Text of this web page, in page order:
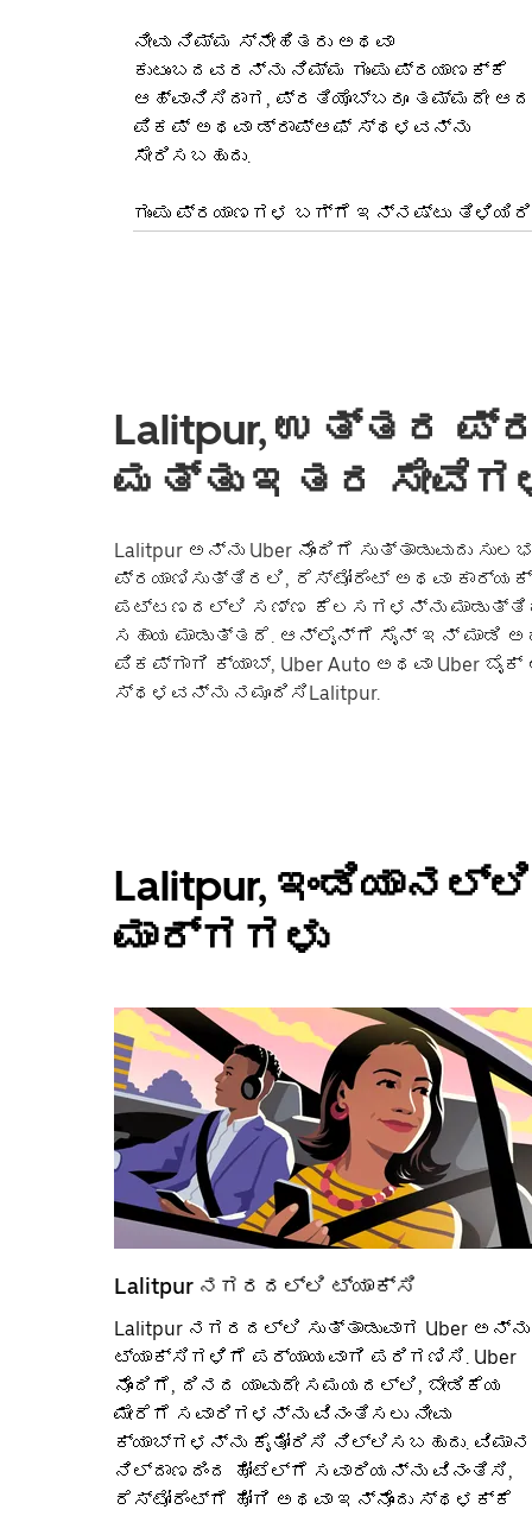
ನೀವು ನಿಮ್ಮ ಸ್ನೇಹಿತರು ಅಥವಾ
ಕುಟುಂಬದವರನ್ನು ನಿಮ್ಮ ಗುಂಪು ಪ್ರಯಾಣಕ್ಕೆ
ಆಹ್ವಾನಿಸಿದಾಗ, ಪ್ರತಿಯೊಬ್ಬರೂ ತಮ್ಮದೇ ಆದ
ಪಿಕಪ್ ಅಥವಾ ಡ್ರಾಪ್‌ಆಫ್ ಸ್ಥಳವನ್ನು
ಸೇರಿಸಬಹುದು.
ಗುಂಪು ಪ್ರಯಾಣಗಳ ಬಗ್ಗೆ ಇನ್ನಷ್ಟು ತಿಳಿಯಿರಿ
Lalitpur, ಉತ್ತರ
ಮತ್ತು ಇತರ
Lalitpur ಅನ್ನು Uber ನೊಂದಿಗೆ ಸುತ್ತಾಡುವುದು
ಪ್ರಯಾಣಿಸುತ್ತಿರಲಿ, ರೆಸ್ಟೋರೆಂಟ್ ಅಥವಾ
ಪಟ್ಟಣದಲ್ಲಿ ಸಣ್ಣ ಕೆಲಸಗಳನ್ನು
ಸಹಾಯ ಮಾಡುತ್ತದೆ. ಆನ್‌ಲೈನ್‌ಗೆ ಸೈನ್ ಇನ್
ಪಿಕಪ್‌ಗಾಗಿ ಕ್ಯಾಬ್, Uber Auto ಅಥವಾ Uber
ಸ್ಥಳವನ್ನು ನಮೂದಿಸಿLalitpur.
Lalitpur,
ಮಾರ್ಗಗಳು
Lalitpur‌ ನಗರದಲ್ಲಿ ಟ್ಯಾಕ್ಸಿ
Lalitpur ನಗರದಲ್ಲಿ ಸುತ್ತಾಡುವಾಗ Uber ಅನ್ನು
ಟ್ಯಾಕ್ಸಿಗಳಿಗೆ ಪರ್ಯಾಯವಾಗಿ ಪರಿಗಣಿಸಿ. Uber
ನೊಂದಿಗೆ, ದಿನದ ಯಾವುದೇ ಸಮಯದಲ್ಲಿ, ಬೇಡಿಕೆಯ
ಮೇರೆಗೆ ಸವಾರಿಗಳನ್ನು ವಿನಂತಿಸಲು ನೀವು
ಕ್ಯಾಬ್‌ಗಳನ್ನು ಕೈತೋರಿಸಿ ನಿಲ್ಲಿಸಬಹುದು. ವಿಮಾನ
ನಿಲ್ದಾಣದಿಂದ ಹೋಟೆಲ್‌ಗೆ ಸವಾರಿಯನ್ನು ವಿನಂತಿಸಿ,
ರೆಸ್ಟೋರೆಂಟ್‌ಗೆ ಹೋಗಿ ಅಥವಾ ಇನ್ನೊಂದು ಸ್ಥಳಕ್ಕೆ